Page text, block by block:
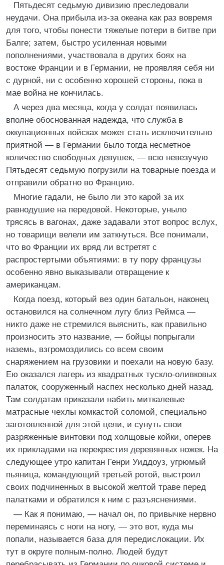
Пятьдесят седьмую дивизию преследовали
неудачи. Она прибыла из-за океана как раз вовремя
для того, чтобы понести тяжелые потери в битве при
Балге; затем, быстро усиленная новыми
пополнениями, участвовала в других боях на
востоке Франции и в Германии, не проявляя себя ни
с дурной, ни с особенно хорошей стороны, пока в
мае война не кончилась.
А через два месяца, когда у солдат появилась
вполне обоснованная надежда, что служба в
оккупационных войсках может стать исключительно
приятной — в Германии было тогда несметное
количество свободных девушек, — всю невезучую
Пятьдесят седьмую погрузили на товарные поезда и
отправили обратно во Францию.
Многие гадали, не было ли это карой за их
равнодушие на передовой. Некоторые, уныло
трясясь в вагонах, даже задавали этот вопрос вслух,
но товарищи велели им заткнуться. Все понимали,
что во Франции их вряд ли встретят с
распростертыми объятиями: в ту пору французы
особенно явно выказывали отвращение к
американцам.
Когда поезд, который вез один батальон, наконец
остановился на солнечном лугу близ Реймса —
никто даже не стремился выяснить, как правильно
произносить это название, — бойцы попрыгали
наземь, взгромоздились со всем своим
снаряжением на грузовики и поехали на новую базу.
Ею оказался лагерь из квадратных тускло-оливковых
палаток, сооруженный наспех несколько дней назад.
Там солдатам приказали набить миткалевые
матрасные чехлы комкастой соломой, специально
заготовленной для этой цели, и сунуть свои
разряженные винтовки под холщовые койки, оперев
их прикладами на перекрестия деревянных ножек. На
следующее утро капитан Генри Уиддоуз, угрюмый
пьяница, командующий третьей ротой, выстроил
своих подчиненных в высокой желтой траве перед
палатками и обратился к ним с разъяснениями.
— Как я понимаю, — начал он, по привычке нервно
переминаясь с ноги на ногу, — это вот, куда мы
попали, называется база для передислокации. Их
тут в округе полным-полно. Людей будут